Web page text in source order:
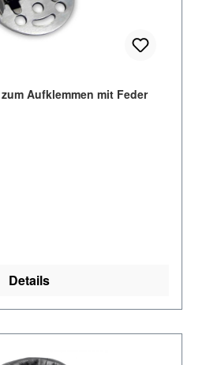
Aufklemmen mit Feder
Details